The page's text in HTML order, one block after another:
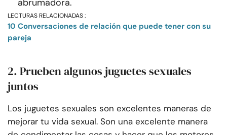
abrumadora.
LECTURAS RELACIONADAS :
10 Conversaciones de relación que puede tener con su
pareja
2. Prueben algunos juguetes sexuales
juntos
Los juguetes sexuales son excelentes maneras de
mejorar tu vida sexual. Son una excelente manera